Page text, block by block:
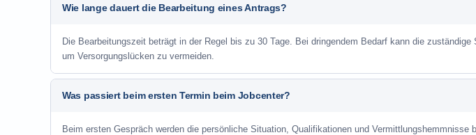
Wie lange dauert die Bearbeitung eines Antrags?
Die Bearbeitungszeit beträgt in der Regel bis zu 30 Tage. Bei dringendem Bedarf kann die
um Versorgungslücken zu vermeiden.
Was passiert beim ersten Termin beim Jobcenter?
Beim ersten Gespräch werden die persönliche Situation, Qualifikationen und Vermittlungshemmnisse